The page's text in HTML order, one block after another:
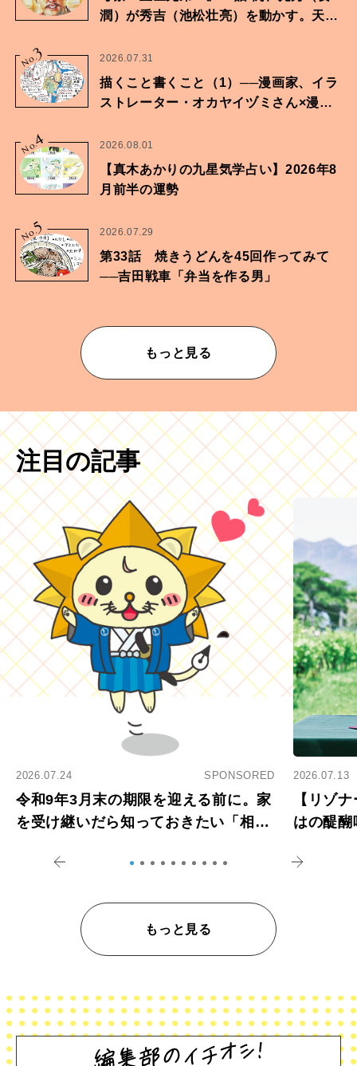
潤）が秀吉（池松壮亮）を動かす。天下
No.
3 2026.07.31
描くこと書くこと（1）──漫画家、イラ
ストレーター・オカヤイヅミさん×漫画
No.
4 2026.08.01
【真木あかりの九星気学占い】2026年8
月前半の運勢
No.
5 2026.07.29
第33話 焼きうどんを45回作ってみて
──吉田戦車「弁当を作る男」
もっと見る
注目の記事
2026.07.24 SPONSORED
令和9年3月末の期限を迎える前に。家
を受け継いだら知っておきたい「相続
2026.07.13
【リゾ
はの醍
もっと見る